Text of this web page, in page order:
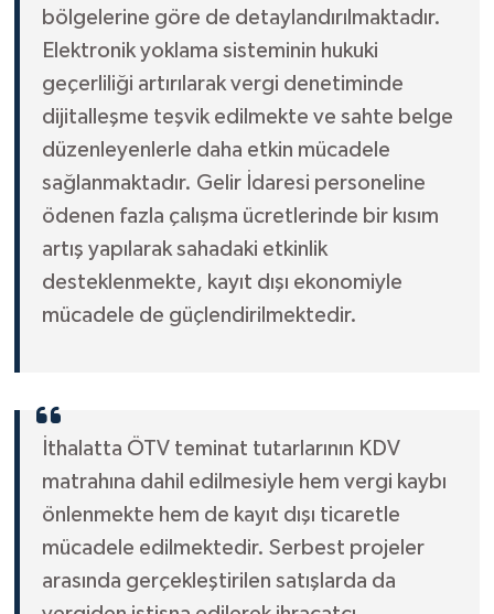
bölgelerine göre de detaylandırılmaktadır.
Elektronik yoklama sisteminin hukuki
geçerliliği artırılarak vergi denetiminde
dijitalleşme teşvik edilmekte ve sahte belge
düzenleyenlerle daha etkin mücadele
sağlanmaktadır. Gelir İdaresi personeline
ödenen fazla çalışma ücretlerinde bir kısım
artış yapılarak sahadaki etkinlik
desteklenmekte, kayıt dışı ekonomiyle
mücadele de güçlendirilmektedir.
İthalatta ÖTV teminat tutarlarının KDV
matrahına dahil edilmesiyle hem vergi kaybı
önlenmekte hem de kayıt dışı ticaretle
mücadele edilmektedir. Serbest projeler
arasında gerçekleştirilen satışlarda da